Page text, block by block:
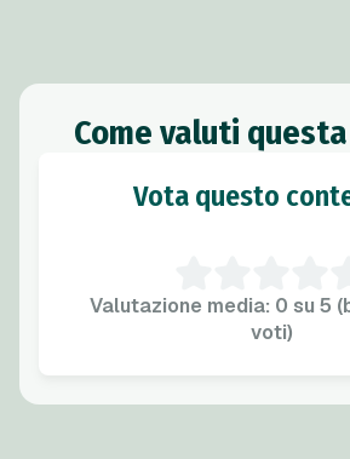
Come valuti
Vota questo
Valutazione media: 0 su 5
voti)